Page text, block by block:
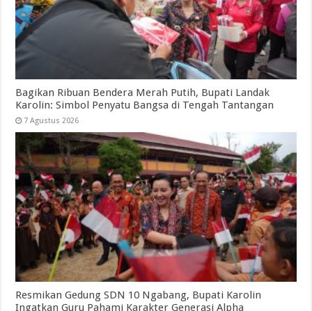
Bagikan Ribuan Bendera Merah Putih, Bupati Landak
Karolin: Simbol Penyatu Bangsa di Tengah Tantangan
7 Agustus 2026
Resmikan Gedung SDN 10 Ngabang, Bupati Karolin
Ingatkan Guru Pahami Karakter Generasi Alpha